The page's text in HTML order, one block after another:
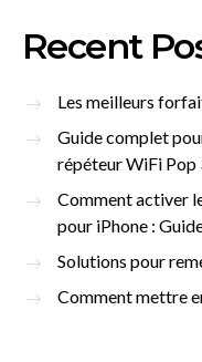
Recent
Les meilleurs
Guide complet
répéteur WiFi Pop
Comment activer
pour iPhone :
Solutions pour
Comment mettre